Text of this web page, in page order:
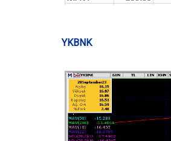
YKBNK